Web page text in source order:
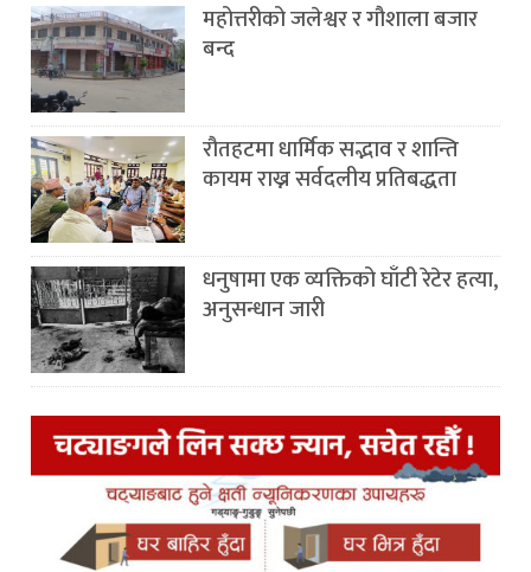
महोत्तरीको जलेश्वर र गौशाला बजार
बन्द
रौतहटमा धार्मिक सद्भाव र शान्ति
कायम राख्न सर्वदलीय प्रतिबद्धता
धनुषामा एक व्यक्तिको घाँटी रेटेर हत्या,
अनुसन्धान जारी